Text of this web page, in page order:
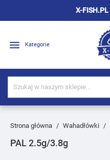
X-FISH.PL
 Kategorie
Strona główna Wahadłówki
PAL 2.5g/3.8g